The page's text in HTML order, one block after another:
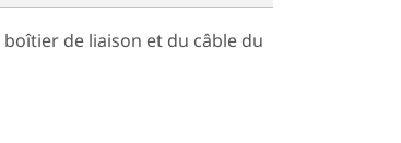
de liaison et du câble du